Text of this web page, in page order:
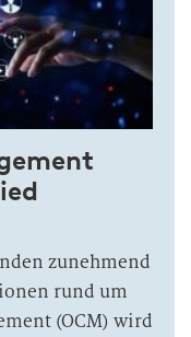
zunehmend
rund um
(OCM) wird